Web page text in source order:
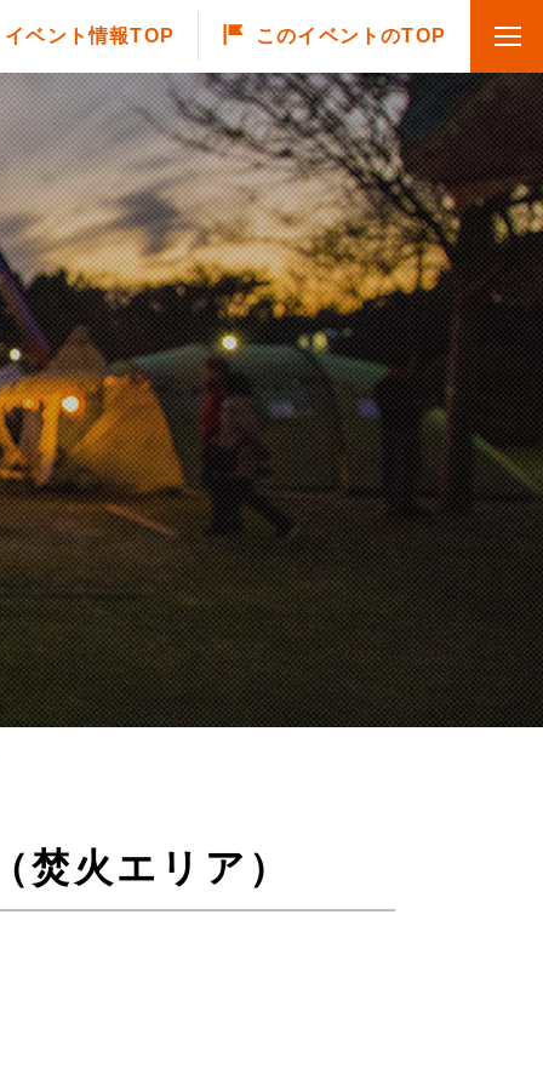
イベント情報TOP このイベントのTOP
焚火エリア）